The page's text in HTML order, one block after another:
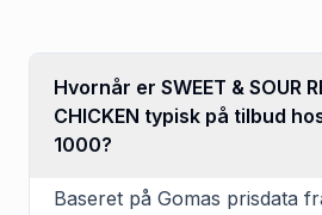
Hvornår er SWEET & SOUR
CHICKEN typisk på tilbud
1000?
Baseret på Gomas prisdata